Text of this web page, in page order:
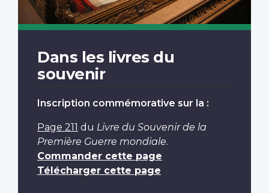
Dans les livres du
souvenir
Inscription commémorative sur la :
Page 211 du Livre du Souvenir de la
Première Guerre mondiale.
Commander cette page
Télécharger cette page